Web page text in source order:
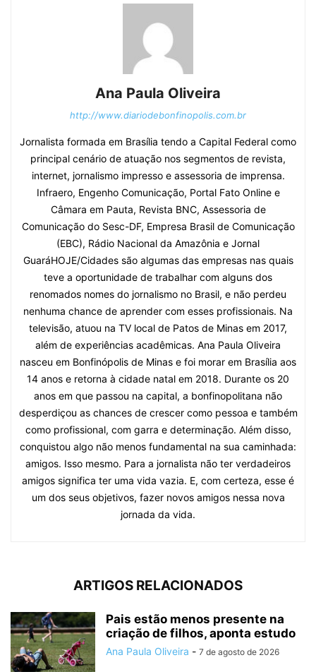
Ana Paula Oliveira
http://www.diariodebonfinopolis.com.br
Jornalista formada em Brasília tendo a Capital Federal como
principal cenário de atuação nos segmentos de revista,
internet, jornalismo impresso e assessoria de imprensa.
Infraero, Engenho Comunicação, Portal Fato Online e
Câmara em Pauta, Revista BNC, Assessoria de
Comunicação do Sesc-DF, Empresa Brasil de Comunicação
(EBC), Rádio Nacional da Amazônia e Jornal
GuaráHOJE/Cidades são algumas das empresas nas quais
teve a oportunidade de trabalhar com alguns dos
renomados nomes do jornalismo no Brasil, e não perdeu
nenhuma chance de aprender com esses profissionais. Na
televisão, atuou na TV local de Patos de Minas em 2017,
além de experiências acadêmicas. Ana Paula Oliveira
nasceu em Bonfinópolis de Minas e foi morar em Brasília aos
14 anos e retorna à cidade natal em 2018. Durante os 20
anos em que passou na capital, a bonfinopolitana não
desperdiçou as chances de crescer como pessoa e também
como profissional, com garra e determinação. Além disso,
conquistou algo não menos fundamental na sua caminhada:
amigos. Isso mesmo. Para a jornalista não ter verdadeiros
amigos significa ter uma vida vazia. E, com certeza, esse é
um dos seus objetivos, fazer novos amigos nessa nova
jornada da vida.
ARTIGOS RELACIONADOS
Pais estão menos presente na
criação de filhos, aponta estudo
Ana Paula Oliveira - 7 de agosto de 2026